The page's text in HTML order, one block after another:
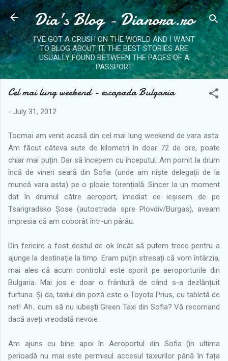
Skip to main content
Dia's Blog - Dianora.ro
I'VE GOT A CRUSH ON THE WORLD AND I WANT
TO BLOG ABOUT IT. THE BEST STORIES ARE
USUALLY FOUND BETWEEN THE PAGES OF A
PASSPORT.
Cel mai lung weekend - escapada Bulgaria
- July 31, 2012
Tocmai am venit acasă din cel mai lung weekend de vara asta.
Am făcut câteva sute de kilometri în doar 72 de ore, poate
chiar mai puțin. Dar să începem cu începutul. Am pornit la drum
încă de vineri seară din Sofia (unde am niște delegații de la
muncă vara asta) pe o ploaie torențială. Sincer la un moment
dat în drumul către aeroport, imediat ce ieșisem de pe
Tsarigradsko Șose (autostrada spre Plovdiv/Burgas), aveam
impresia că am coborât într-un pârâu.
Din fericire a fost destul de ok încât să putem trece pentru a
ajunge la destinație la timp. Eram puțin stresați că vom întârzia,
mai ales că acum controlul este sporit pe aeroporturile din
Bulgaria. Mai jos e doar o frântură de când s-a dezlănțuit
furtuna. Și da, taxiul din poză este o Toyota Prius, cu tabletă de
net! Ah.. cum să nu iubești Green Taxi din Sofia? Vă recomand
dacă aveți vreodată nevoie.
Am ajuns cu bine apoi în Aeroportul din Sofia (în ultima
perioadă nu mai este permisul accesul taxiurilor până în fața